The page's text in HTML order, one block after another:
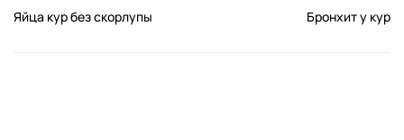
Яйца кур без скорлупы Бронхит у кур